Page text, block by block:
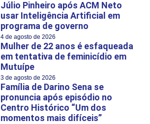
Júlio Pinheiro após ACM Neto
usar Inteligência Artificial em
programa de governo
4 de agosto de 2026
Mulher de 22 anos é esfaqueada
em tentativa de feminicídio em
Mutuípe
3 de agosto de 2026
Família de Darino Sena se
pronuncia após episódio no
Centro Histórico “Um dos
momentos mais difíceis”